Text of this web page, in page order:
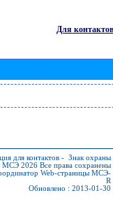
Для контактов
для контактов - Знак охраны
МСЭ 2026 Все права сохранены
Web-страницы МСЭ-
R
Обновлено : 2013-01-30